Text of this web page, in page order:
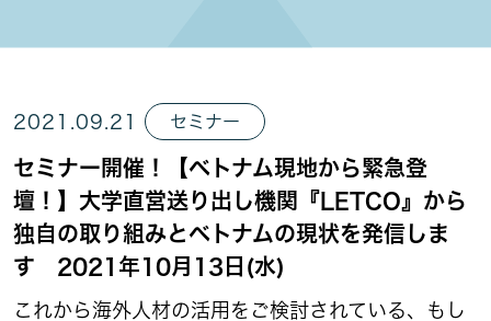
2021.09.21 セミナー
セミナー開催！【ベトナム現地から緊急登
壇！】大学直営送り出し機関『LETCO』から
独自の取り組みとベトナムの現状を発信しま
す 2021年10月13日(水)
これから海外人材の活用をご検討されている、もし